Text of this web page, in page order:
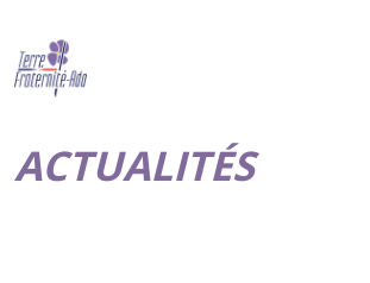
ACTUALITÉS